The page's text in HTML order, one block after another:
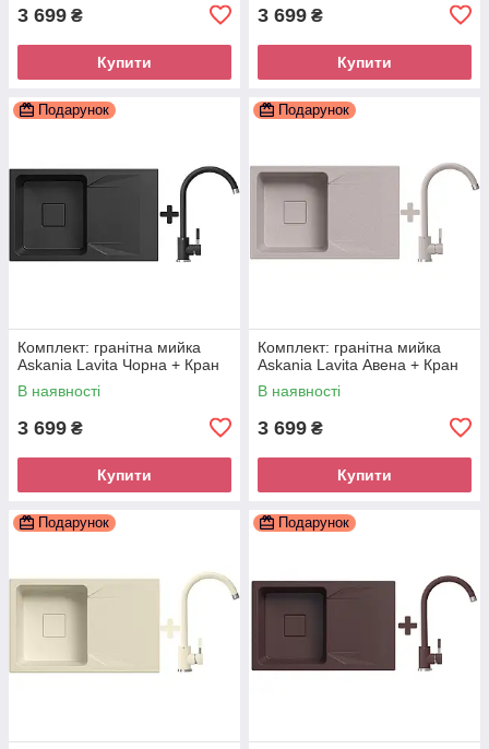
3 699 ₴
Купити
3 699 ₴
Купити
Подарунок
Комплект: гранітна мийка
Askania Lavita Чорна + Кран
В наявності
3 699 ₴
Купити
Подарунок
Комплект: гранітна мийка
Askania Lavita Авена + Кран
В наявності
3 699 ₴
Купити
Подарунок Подарунок